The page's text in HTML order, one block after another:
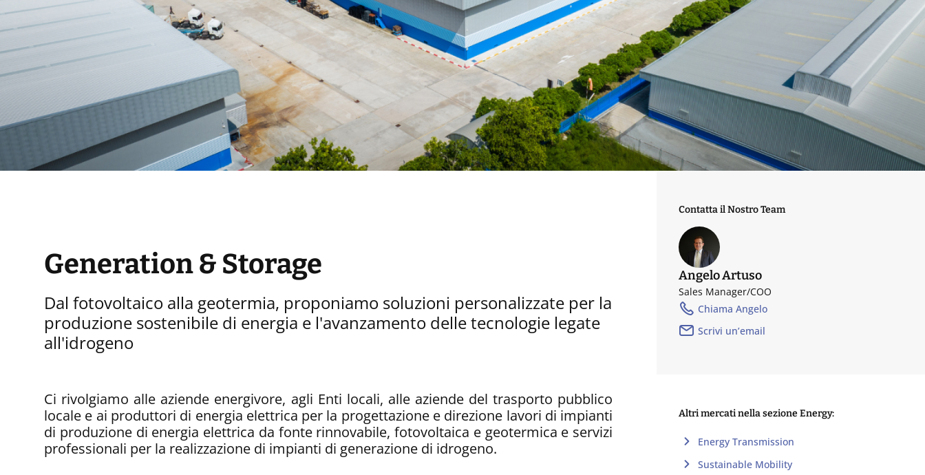
Generation & Storage
Dal fotovoltaico alla geotermia, proponiamo soluzioni personalizzate per la
produzione sostenibile di energia e l'avanzamento delle tecnologie legate
all'idrogeno
Ci rivolgiamo alle aziende energivore, agli Enti locali, alle aziende del trasporto pubblico
locale e ai produttori di energia elettrica per la progettazione e direzione lavori di impianti
di produzione di energia elettrica da fonte rinnovabile, fotovoltaica e geotermica e servizi
professionali per la realizzazione di impianti di generazione di idrogeno.
Contatta il Nostro Team
Angelo Artuso
Sales Manager/COO
Chiama Angelo
Scrivi un’email
Altri mercati nella sezione Energy:
Energy Transmission
Sustainable Mobility